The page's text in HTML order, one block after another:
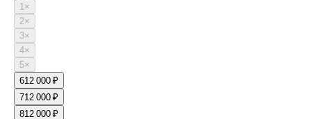
1×
2×
3×
4×
5×
612 000 ₽
712 000 ₽
812 000 ₽